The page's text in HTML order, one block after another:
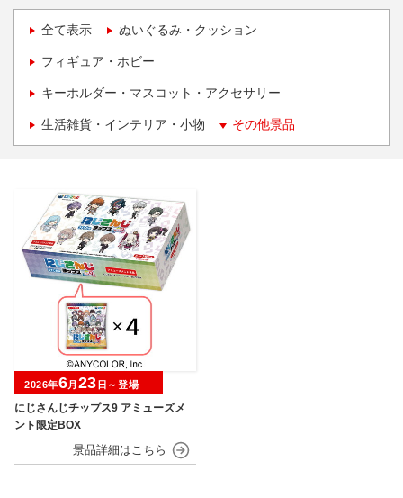
全て表示 ぬいぐるみ・クッション
フィギュア・ホビー
キーホルダー・マスコット・アクセサリー
生活雑貨・インテリア・小物 その他景品
にじさんじチップス9 アミューズメ
ント限定BOX
2026年6月 23 日～登場